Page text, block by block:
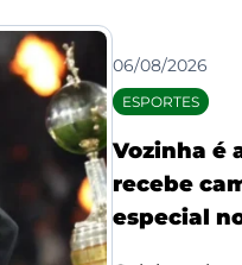
06/08/2026
ESPORTES
Vozinha é
recebe
especial